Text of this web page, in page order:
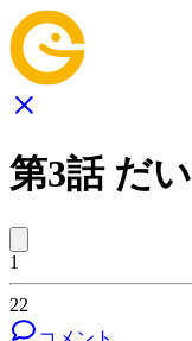
第3話 だ
1
22